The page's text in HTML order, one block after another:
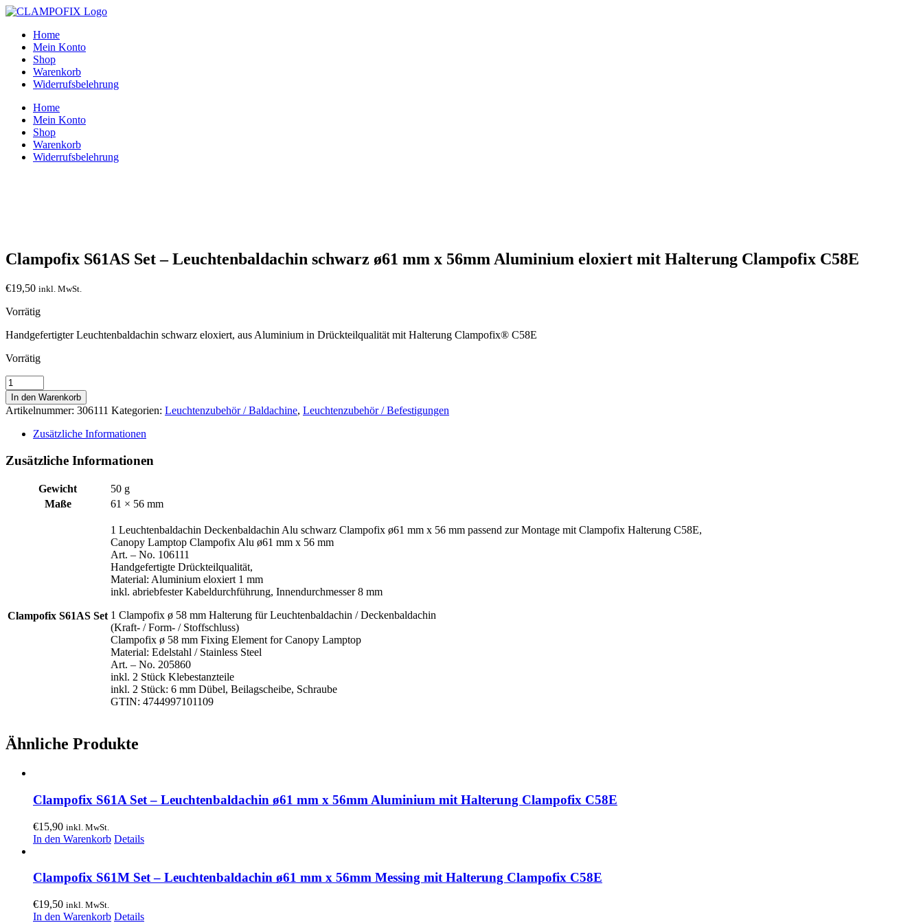
Zum
springenHome
Mein Konto
Shop
Warenkorb
Widerrufsbelehrung
Home
Mein Konto
Shop
Warenkorb
Widerrufsbelehrung
Clampofix S61AS Set – Leuchtenbaldachin schwarz ø61 mm x 56mm Aluminium eloxiert mit Halterung Clampofix C58E
€19,50 inkl. MwSt.
Vorrätig
Handgefertigter Leuchtenbaldachin schwarz eloxiert, aus Aluminium in Drückteilqualität mit Halterung Clampofix® C58E
Vorrätig
Clampofix
S61AS
Set
-
Leuchtenbaldachin
schwarz
ø61
mm
Aluminium
In den Warenkorb
Artikelnummer: 306111 Kategorien: Leuchtenzubehör / Baldachine, Leuchtenzubehör / Befestigungen
Zusätzliche Informationen
Zusätzliche Informationen
Gewicht
50 g
Maße
61 × 56 mm
Clampofix S61AS Set
1 Leuchtenbaldachin Deckenbaldachin Alu schwarz Clampofix ø61 mm x 56 mm passend zur Montage mit Clampofix Halterung C58E,
Canopy Lamptop Clampofix Alu ø61 mm x 56 mm
Art. – No. 106111
Handgefertigte Drückteilqualität,
Material: Aluminium eloxiert 1 mm
inkl. abriebfester Kabeldurchführung, Innendurchmesser 8 mm
1 Clampofix ø 58 mm Halterung für Leuchtenbaldachin / Deckenbaldachin
(Kraft- / Form- / Stoffschluss)
Clampofix ø 58 mm Fixing Element for Canopy Lamptop
Material: Edelstahl / Stainless Steel
Art. – No. 205860
inkl. 2 Stück Klebestanzteile
inkl. 2 Stück: 6 mm Dübel, Beilagscheibe, Schraube
GTIN: 4744997101109
Ähnliche Produkte
Clampofix S61A Set – Leuchtenbaldachin ø61 mm x 56mm Aluminium mit Halterung Clampofix C58E
€15,90 inkl. MwSt.
In den Warenkorb Details
Clampofix S61M Set – Leuchtenbaldachin ø61 mm x 56mm Messing mit Halterung Clampofix C58E
€19,50 inkl. MwSt.
In den Warenkorb Details